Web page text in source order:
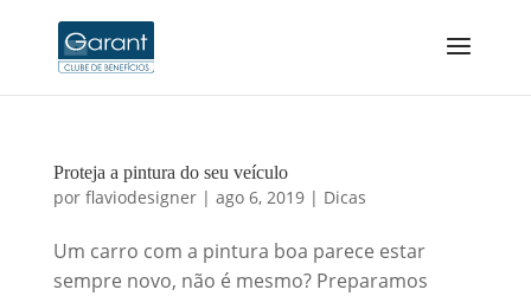
Proteja a pintura do seu veículo
por flaviodesigner| ago 6, 2019| Dicas
Um carro com a pintura boa parece estar
sempre novo, não é mesmo? Preparamos